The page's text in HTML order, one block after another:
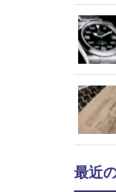
最近